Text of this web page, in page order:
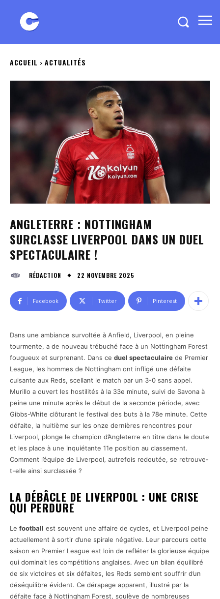
ACCUEIL ACTUALITÉS
ANGLETERRE : NOTTINGHAM
SURCLASSE LIVERPOOL DANS UN DUEL
SPECTACULAIRE !
RÉDACTION 22 NOVEMBRE 2025
Facebook Twitter Pinterest
Dans une ambiance survoltée à Anfield, Liverpool, en pleine
tourmente, a de nouveau trébuché face à un Nottingham Forest
fougueux et surprenant. Dans ce duel spectaculaire de Premier
League, les hommes de Nottingham ont infligé une défaite
cuisante aux Reds, scellant le match par un 3-0 sans appel.
Murillo a ouvert les hostilités à la 33e minute, suivi de Savona à
peine une minute après le début de la seconde période, avec
Gibbs-White clôturant le festival des buts à la 78e minute. Cette
défaite, la huitième sur les onze dernières rencontres pour
Liverpool, plonge le champion d’Angleterre en titre dans le doute
et les place à une inquiétante 11e position au classement.
Comment l’équipe de Liverpool, autrefois redoutée, se retrouve-
t-elle ainsi surclassée ?
LA DÉBÂCLE DE LIVERPOOL : UNE CRISE
QUI PERDURE
Le football est souvent une affaire de cycles, et Liverpool peine
actuellement à sortir d’une spirale négative. Leur parcours cette
saison en Premier League est loin de refléter la glorieuse équipe
qui dominait les compétitions anglaises. Avec un bilan équilibré
de six victoires et six défaites, les Reds semblent souffrir d’un
déséquilibre évident. Ce dérapage apparent, illustré par la
défaite face à Nottingham Forest, soulève de nombreuses